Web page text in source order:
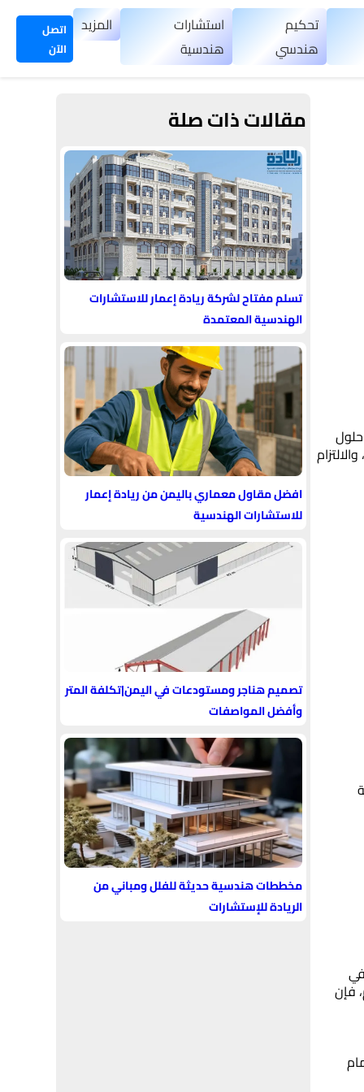
تحكيم
هندسي
استشارات
هندسية
المزيد
اتصل
الآن
فإن
مقالات ذات صلة
تسلم مفتاح لشركة ريادة إعمار للاستشارات
الهندسية المعتمدة
افضل مقاول معماري باليمن من ريادة إعمار
للاستشارات الهندسية
تصميم هناجر ومستودعات في اليمن|تكلفة المتر
وأفضل المواصفات
مخططات هندسية حديثة للفلل ومباني من
الريادة للإستشارات